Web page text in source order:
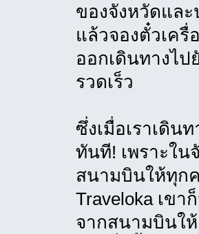
ของจังหวัดและ
แล้วจองตั๋วเค
ออกเดินทางไป
รวดเร็ว
ซึ่งเมื่อเราเดิน
ทันที! เพราะใน
สนามบินให้ทุก
Traveloka เขา
จากสนามบินให้